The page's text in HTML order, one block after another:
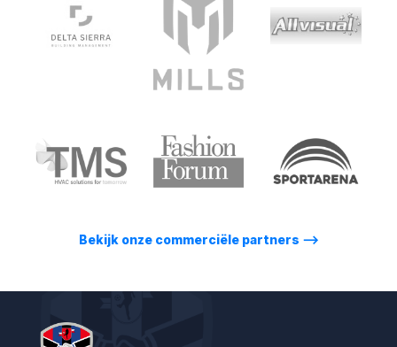
Bekijk onze commerciële partners ⟶